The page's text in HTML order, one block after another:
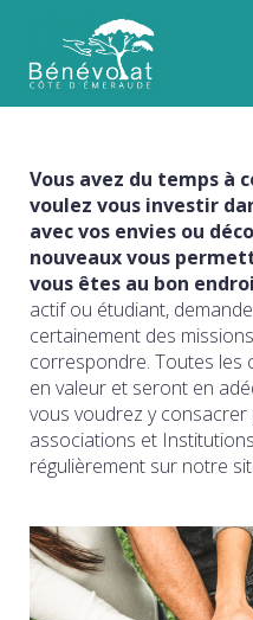
Vous avez du temps à
voulez vous investir
avec vos envies ou
nouveaux vous
vous êtes au bon
actif ou étudiant,
certainement des
correspondre. Toutes les
en valeur et seront en
vous voudrez y
associations et
régulièrement sur notre